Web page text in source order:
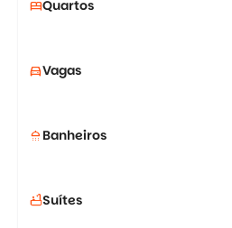
bedQuartos
directions_carVagas
shower Banheiros
bathtubSuítes